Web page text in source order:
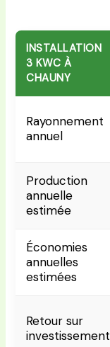
INSTALLATION
3 KWC À
CHAUNY
Rayonnement
annuel
Production
annuelle
estimée
Économies
annuelles
estimées
Retour sur
investissement